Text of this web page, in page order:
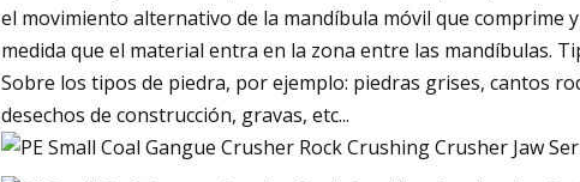
el movimiento alternativo de la mandíbula móvil que comprime
medida que el material entra en la zona entre las mandíbulas.
Sobre los tipos de piedra, por ejemplo: piedras grises, cantos
desechos de construcción, gravas, etc...